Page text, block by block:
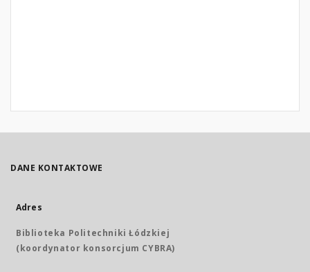
DANE KONTAKTOWE
Adres
Biblioteka Politechniki Łódzkiej
(koordynator konsorcjum CYBRA)